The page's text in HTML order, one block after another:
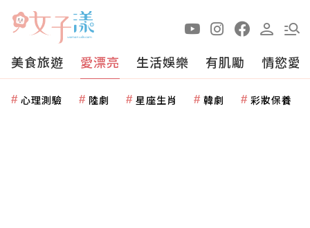
美食旅遊 愛漂亮 生活娛樂 有肌勵 情慾愛
心理測驗 陸劇 星座生肖 韓劇 彩妝保養